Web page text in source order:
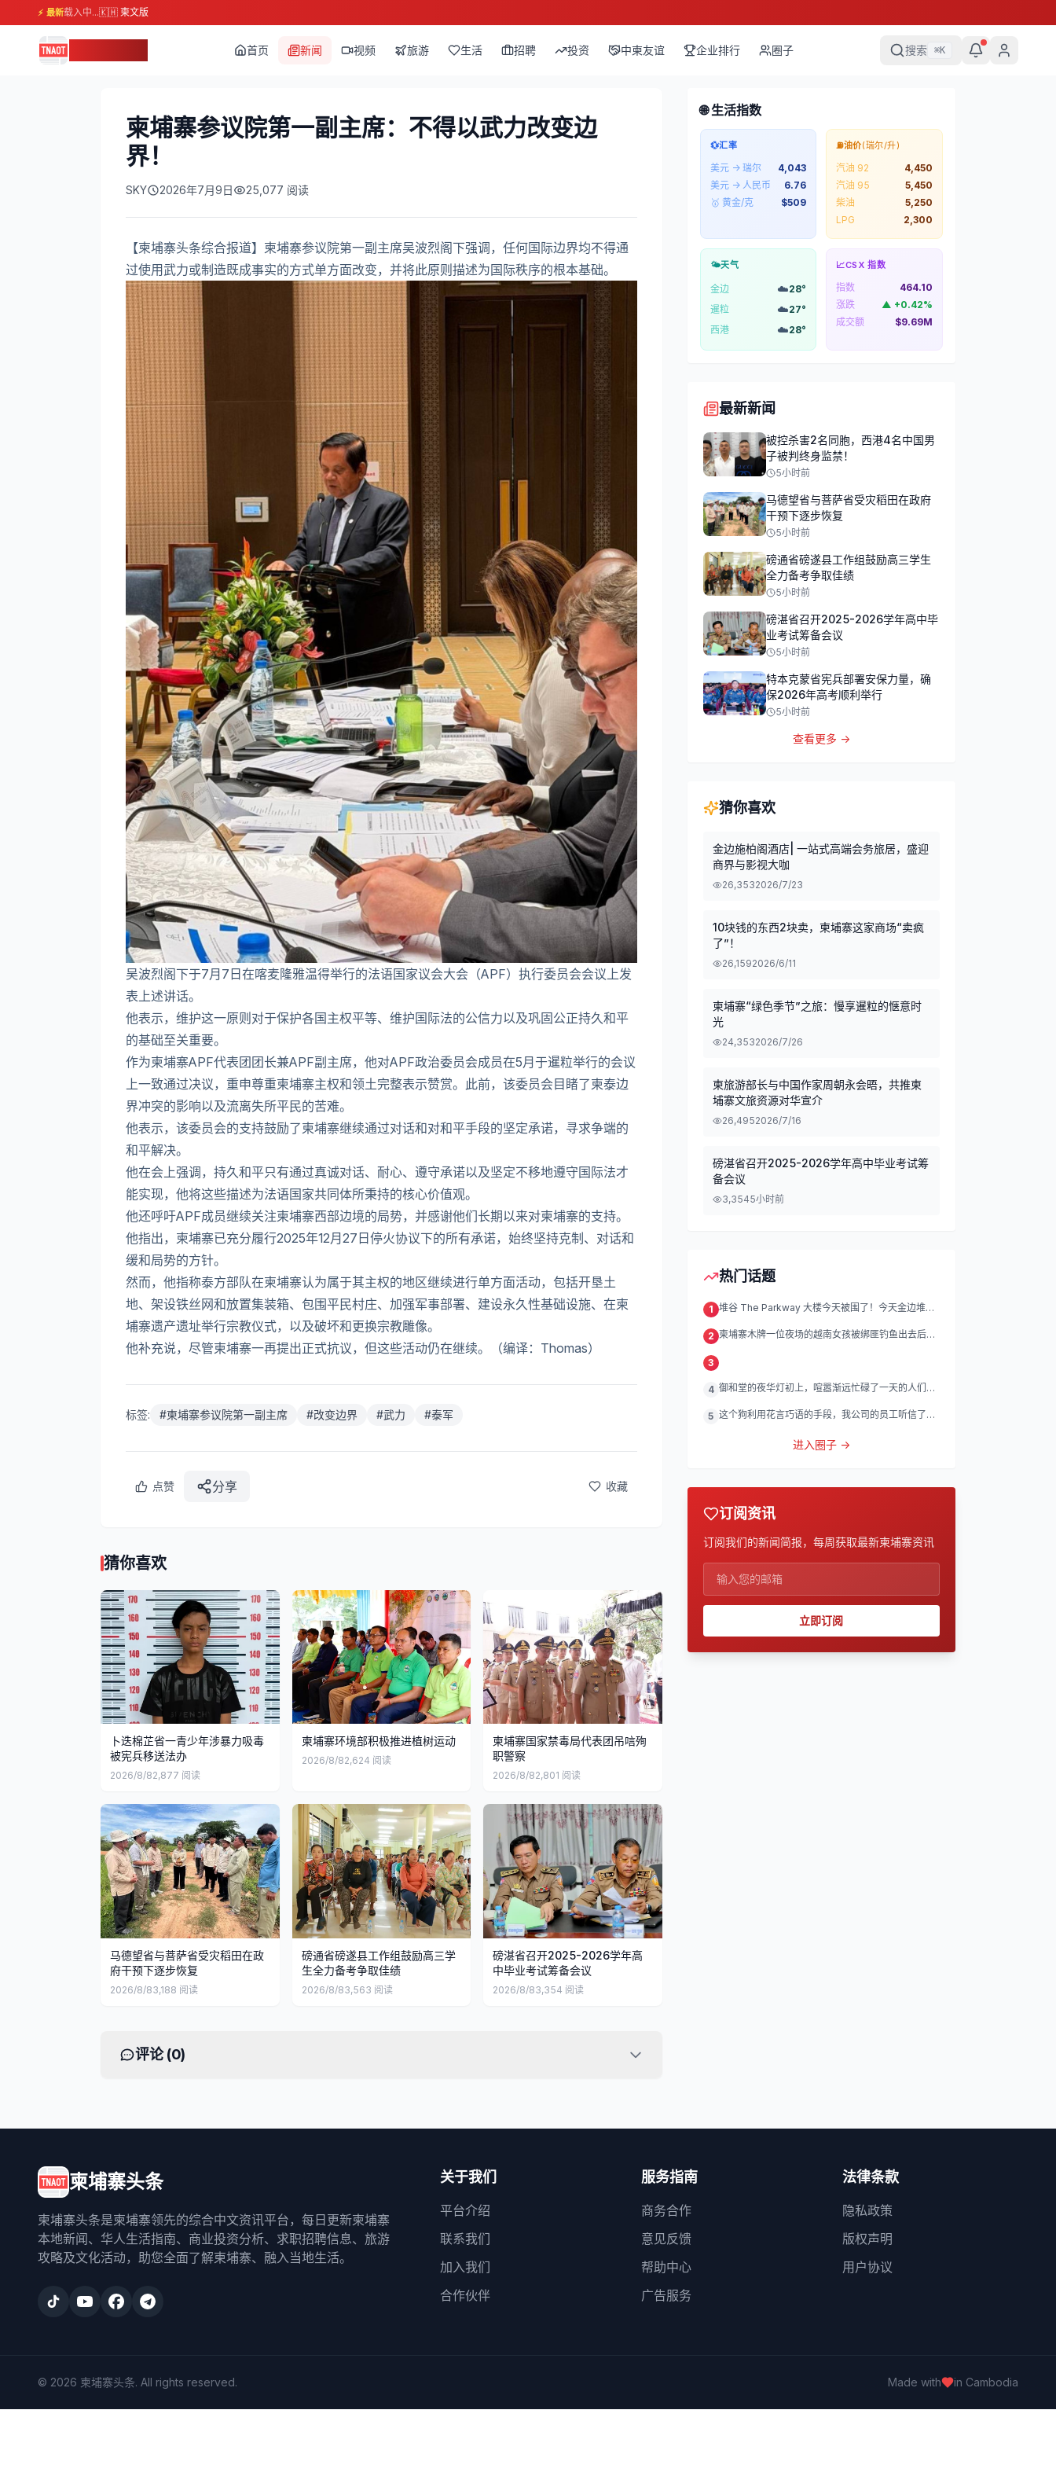
⚡ 最新载入中...🇰🇭 柬文版
首页 新闻 视频 旅游 生活 招聘 投资 中柬友谊 企业排行 圈子 搜索 ⌘K
柬埔寨参议院第一副主席：不得以武力改变边
界！
SKY 2026年7月9日 25,077 阅读
【柬埔寨头条综合报道】柬埔寨参议院第一副主席吴波烈阁下强调，任何国际边界均不得通
过使用武力或制造既成事实的方式单方面改变，并将此原则描述为国际秩序的根本基础。
吴波烈阁下于7月7日在喀麦隆雅温得举行的法语国家议会大会（APF）执行委员会会议上发
表上述讲话。
他表示，维护这一原则对于保护各国主权平等、维护国际法的公信力以及巩固公正持久和平
的基础至关重要。
作为柬埔寨APF代表团团长兼APF副主席，他对APF政治委员会成员在5月于暹粒举行的会议
上一致通过决议，重申尊重柬埔寨主权和领土完整表示赞赏。此前，该委员会目睹了柬泰边
界冲突的影响以及流离失所平民的苦难。
他表示，该委员会的支持鼓励了柬埔寨继续通过对话和对和平手段的坚定承诺，寻求争端的
和平解决。
他在会上强调，持久和平只有通过真诚对话、耐心、遵守承诺以及坚定不移地遵守国际法才
能实现，他将这些描述为法语国家共同体所秉持的核心价值观。
他还呼吁APF成员继续关注柬埔寨西部边境的局势，并感谢他们长期以来对柬埔寨的支持。
他指出，柬埔寨已充分履行2025年12月27日停火协议下的所有承诺，始终坚持克制、对话和
缓和局势的方针。
然而，他指称泰方部队在柬埔寨认为属于其主权的地区继续进行单方面活动，包括开垦土
地、架设铁丝网和放置集装箱、包围平民村庄、加强军事部署、建设永久性基础设施、在柬
埔寨遗产遗址举行宗教仪式，以及破坏和更换宗教雕像。
他补充说，尽管柬埔寨一再提出正式抗议，但这些活动仍在继续。（编译：Thomas）
标签: #柬埔寨参议院第一副主席 #改变边界 #武力 #泰军
点赞 分享 收藏
猜你喜欢
卜迭棉芷省一青少年涉暴力吸毒
被宪兵移送法办
2026/8/82,877 阅读
柬埔寨环境部积极推进植树运动
2026/8/82,624 阅读
柬埔寨国家禁毒局代表团吊唁殉
职警察
2026/8/82,801 阅读
马德望省与菩萨省受灾稻田在政
府干预下逐步恢复
2026/8/83,188 阅读
磅通省磅遂县工作组鼓励高三学
生全力备考争取佳绩
2026/8/83,563 阅读
磅湛省召开2025-2026学年高
中毕业考试筹备会议
2026/8/83,354 阅读
评论 (0)
🌐 生活指数
💱汇率
美元 → 瑞尔
4,043
美元 → 人民币
6.76
🥇 黄金/克
$509
⛽油价(瑞尔/升)
汽油 92
4,450
汽油 95
5,450
柴油
5,250
LPG
2,300
🌤️天气
金边 ☁️28°
暹粒
☁️27°
西港
☁️28°
📈CSX 指数
指数
464.10
涨跌
▲ +0.42%
成交额
$9.69M
最新新闻
被控杀害2名同胞，西港4名中国男
子被判终身监禁！
5小时前
马德望省与菩萨省受灾稻田在政府
干预下逐步恢复
5小时前
磅通省磅遂县工作组鼓励高三学生
全力备考争取佳绩
5小时前
磅湛省召开2025-2026学年高中毕
业考试筹备会议
5小时前
特本克蒙省宪兵部署安保力量，确
保2026年高考顺利举行
5小时前
查看更多 →
猜你喜欢
金边施柏阁酒店| 一站式高端会务旅居，盛迎
商界与影视大咖
26,3532026/7/23
10块钱的东西2块卖，柬埔寨这家商场“卖疯
了”！
26,1592026/6/11
柬埔寨“绿色季节”之旅：慢享暹粒的惬意时
光
24,3532026/7/26
柬旅游部长与中国作家周朝永会晤，共推柬
埔寨文旅资源对华宣介
26,4952026/7/16
磅湛省召开2025-2026学年高中毕业考试筹
备会议
3,3545小时前
热门话题
1 堆谷 The Parkway 大楼今天被围了！今天金边堆谷
2 柬埔寨木牌一位夜场的越南女孩被绑匪钓鱼出去后遭
3
4 御和堂的夜华灯初上，喧嚣渐远忙碌了一天的人们渐
5 这个狗利用花言巧语的手段，我公司的员工听信了他
进入圈子 →
订阅资讯
订阅我们的新闻简报，每周获取最新柬埔寨资讯
立即订阅
柬埔寨头条
柬埔寨头条是柬埔寨领先的综合中文资讯平台，每日更新柬埔寨
本地新闻、华人生活指南、商业投资分析、求职招聘信息、旅游
攻略及文化活动，助您全面了解柬埔寨、融入当地生活。
关于我们
平台介绍
联系我们
加入我们
合作伙伴
服务指南
商务合作
意见反馈
帮助中心
广告服务
法律条款
隐私政策
版权声明
用户协议
© 2026 柬埔寨头条. All rights reserved. Made with in Cambodia